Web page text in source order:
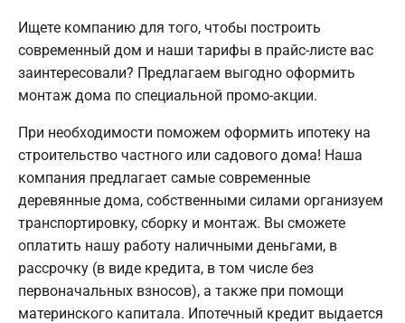
Ищете компанию для того, чтобы построить
современный дом и наши тарифы в прайс-листе вас
заинтересовали? Предлагаем выгодно оформить
монтаж дома по специальной промо-акции.
При необходимости поможем оформить ипотеку на
строительство частного или садового дома! Наша
компания предлагает самые современные
деревянные дома, собственными силами организуем
транспортировку, сборку и монтаж. Вы сможете
оплатить нашу работу наличными деньгами, в
рассрочку (в виде кредита, в том числе без
первоначальных взносов), а также при помощи
материнского капитала. Ипотечный кредит выдается